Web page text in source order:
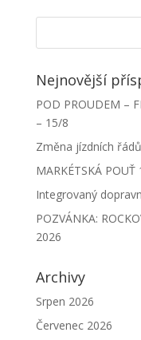
Nejnovější
POD PROUDEM –
– 15/8
Změna jízdních řádů
MARKÉTSKÁ
Integrovaný
POZVÁNKA:
2026
Archivy
Srpen 2026
Červenec 2026